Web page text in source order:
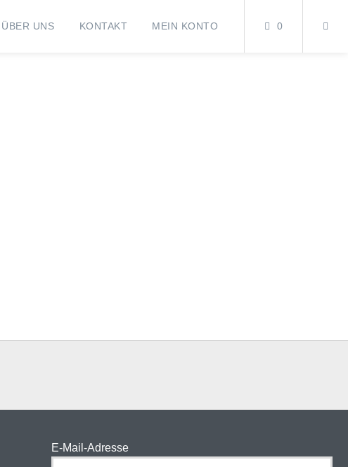
ÜBER UNS KONTAKT MEIN KONTO 0
E-Mail-Adresse